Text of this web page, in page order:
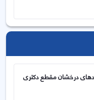
درخشان مقطع دکتری